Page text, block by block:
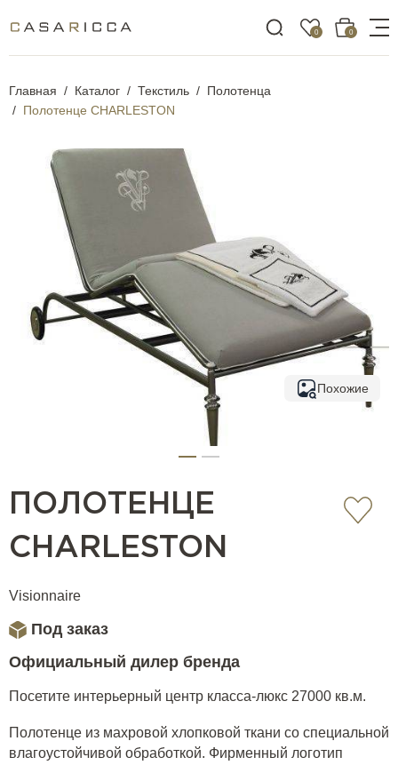
0 0
Главная Каталог Текстиль
Полотенца
Полотенце CHARLESTON
Похожие
ПОЛОТЕНЦЕ
CHARLESTON
Visionnaire
Под заказ
Официальный дилер бренда
Посетите интерьерный центр класса-люкс 27000 кв.м.
Полотенце из махровой хлопковой ткани со специальной
влагоустойчивой обработкой. Фирменный логотип